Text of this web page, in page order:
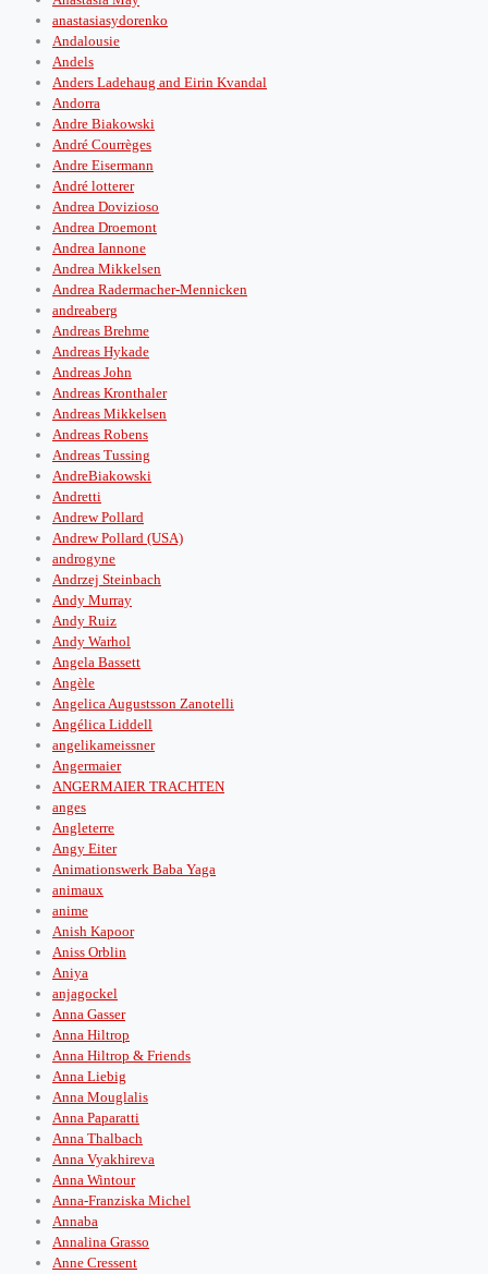
anastasiasydorenko
Andalousie
Andels
Anders Ladehaug and Eirin Kvandal
Andorra
Andre Biakowski
André Courrèges
Andre Eisermann
André lotterer
Andrea Dovizioso
Andrea Droemont
Andrea Iannone
Andrea Mikkelsen
Andrea Radermacher-Mennicken
andreaberg
Andreas Brehme
Andreas Hykade
Andreas John
Andreas Kronthaler
Andreas Mikkelsen
Andreas Robens
Andreas Tussing
AndreBiakowski
Andretti
Andrew Pollard
Andrew Pollard (USA)
androgyne
Andrzej Steinbach
Andy Murray
Andy Ruiz
Andy Warhol
Angela Bassett
Angèle
Angelica Augustsson Zanotelli
Angélica Liddell
angelikameissner
Angermaier
ANGERMAIER TRACHTEN
anges
Angleterre
Angy Eiter
Animationswerk Baba Yaga
animaux
anime
Anish Kapoor
Aniss Orblin
Aniya
anjagockel
Anna Gasser
Anna Hiltrop
Anna Hiltrop & Friends
Anna Liebig
Anna Mouglalis
Anna Paparatti
Anna Thalbach
Anna Vyakhireva
Anna Wintour
Anna-Franziska Michel
Annaba
Annalina Grasso
Anne Cressent